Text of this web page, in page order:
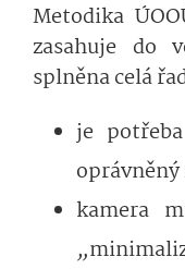
Metodika
zasahuje do
splněna celá
je
oprávněný
kamera
„